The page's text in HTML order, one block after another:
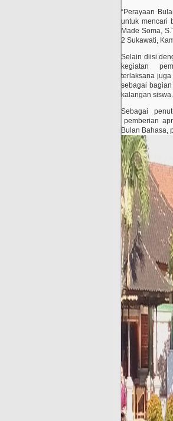
“Perayaan
untuk mencari
Made Soma,
2 Sukawati,
Selain diisi
kegiatan
terlaksana
sebagai
kalangan siswa.
Sebagai
pemberian
Bulan Bahasa,